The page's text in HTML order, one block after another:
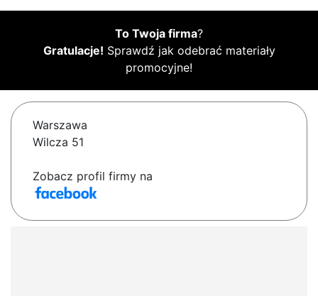
To Twoja firma?
Gratulacje! Sprawdź jak odebrać materiały
promocyjne!
Warszawa
Wilcza 51
Zobacz profil firmy na